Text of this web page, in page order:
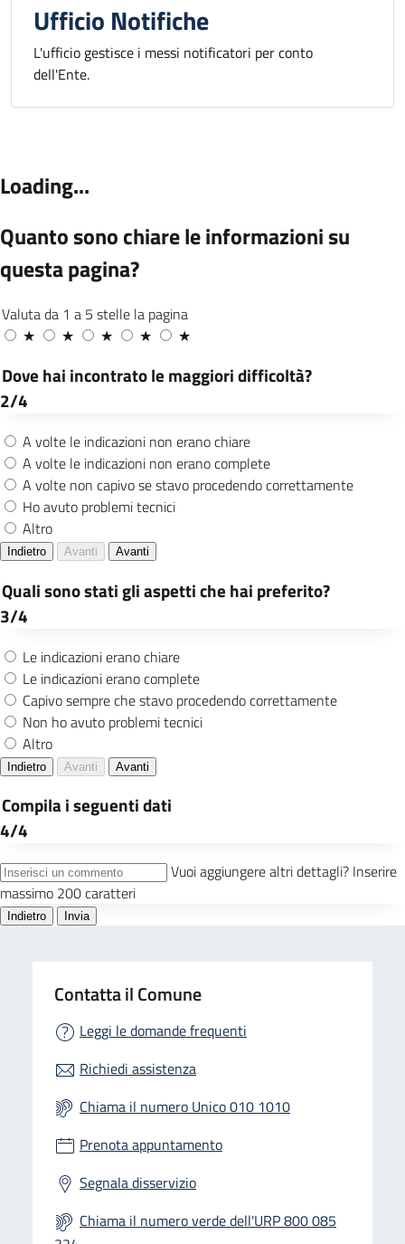
Ufficio Notifiche
L'ufficio gestisce i messi notificatori per conto
dell'Ente.
Contatta il Comune
Leggi le domande frequenti
Richiedi assistenza
Chiama il numero Unico 010 1010
Prenota appuntamento
Segnala disservizio
Chiama il numero verde dell'URP 800 085